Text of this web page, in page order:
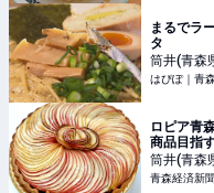
まるでラ
タ
筒井(青森
はぴぽ｜青
ロピア青
商品目指
筒井(青森
青森経済新聞